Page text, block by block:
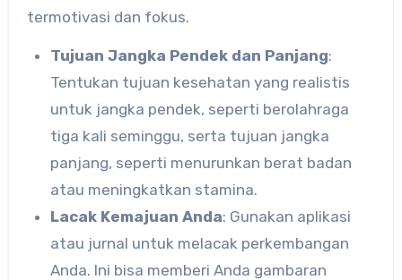
termotivasi dan fokus.
Tujuan Jangka Pendek dan Panjang:
Tentukan tujuan kesehatan yang realistis
untuk jangka pendek, seperti berolahraga
tiga kali seminggu, serta tujuan jangka
panjang, seperti menurunkan berat badan
atau meningkatkan stamina.
Lacak Kemajuan Anda: Gunakan aplikasi
atau jurnal untuk melacak perkembangan
Anda. Ini bisa memberi Anda gambaran